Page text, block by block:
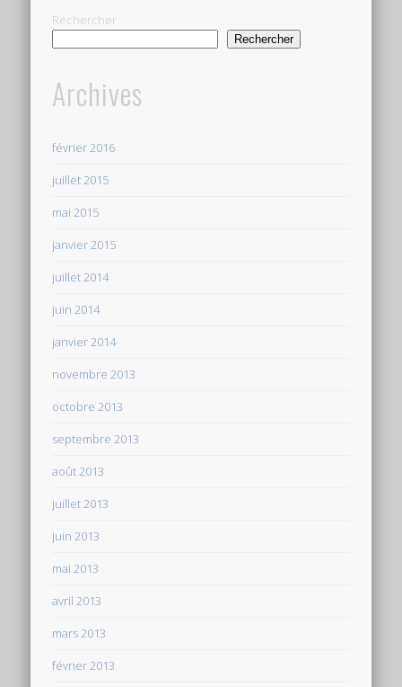
Rechercher
Rechercher
Archives
février 2016
juillet 2015
mai 2015
janvier 2015
juillet 2014
juin 2014
janvier 2014
novembre 2013
octobre 2013
septembre 2013
août 2013
juillet 2013
juin 2013
mai 2013
avril 2013
mars 2013
février 2013